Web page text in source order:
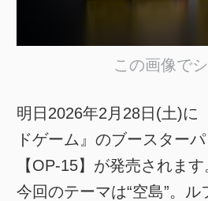
この画像で
明日2026年2月28日(土)に
ドゲーム』のブースター
【OP-15】が発売されます
今回のテーマは“空島”。